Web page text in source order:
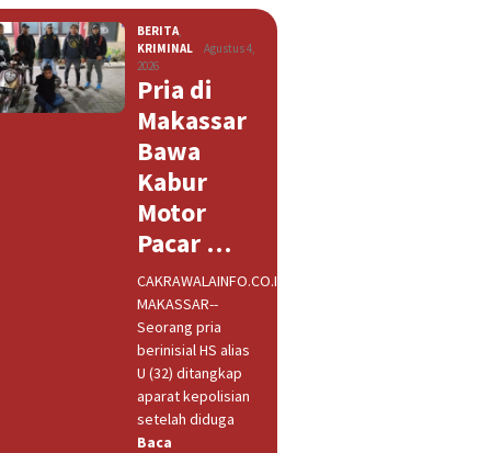
BERITA
KRIMINAL
Agustus 4,
2026
Pria di
Makassar
Bawa
Kabur
Motor
Pacar …
CAKRAWALAINFO.CO.ID,
MAKASSAR--
Seorang pria
berinisial HS alias
U (32) ditangkap
aparat kepolisian
setelah diduga
Baca